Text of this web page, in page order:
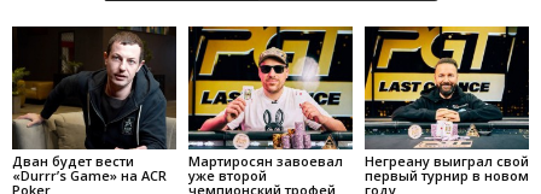
Дван будет вести
«Durrr’s Game» на ACR
Poker
Мартиросян завоевал
уже второй
чемпионский трофей
Негреану выиграл свой
первый турнир в новом
году